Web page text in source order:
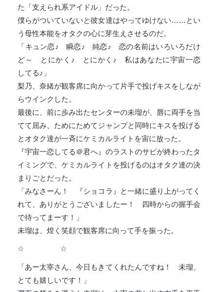
た「支えられ系アイドル」だった。
僕らがついていないと彼女達はやってゆけない……とい
う母性本能をオタクの心に芽生えさせるのだ。
「キュン恋♪ 瞬恋♪ 純恋♪ 恋の名前はいろいろだけ
ど～ とにかく♪ とにかく♪ 私はあなたに宇宙一恋
してる♪」
梨乃、奈緒が観客席に向かって片手で投げキスをしなが
らウインクした。
最後に、前に歩み出たセンターの未瑠が、唇に両手を当
てて屈み、ためにためてジャンプと同時にキスを投げる
とオタク達が一斉にケミカルライトを宙に放った。
『宇宙一恋してる＠君へ』のラストのサビが終わったタ
イミングで、ケミカルライトを投げるのはオタク達の決
まりごとだった。
「みなさーん！ 『ショコラ』と一緒に盛り上がってく
れて、ありがとうございましたー！ 四時からの握手会
で待ってまーす！」
未瑠は、煌く笑顔で観客席に向って手を振った。
☆ ☆
「あー太宰さん、今日もきてくれたんですね！ 未瑠、
とても嬉しいです！」